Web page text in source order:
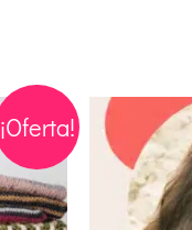
¡Oferta!
era: